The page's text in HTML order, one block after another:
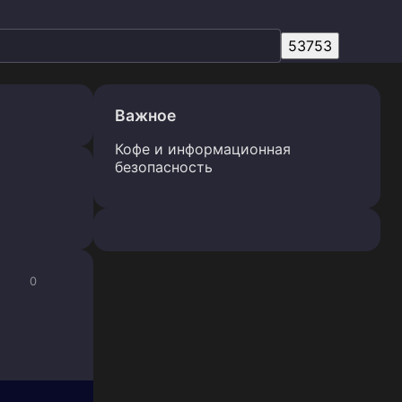
0
Важное
Кофе и информационная
безопасность